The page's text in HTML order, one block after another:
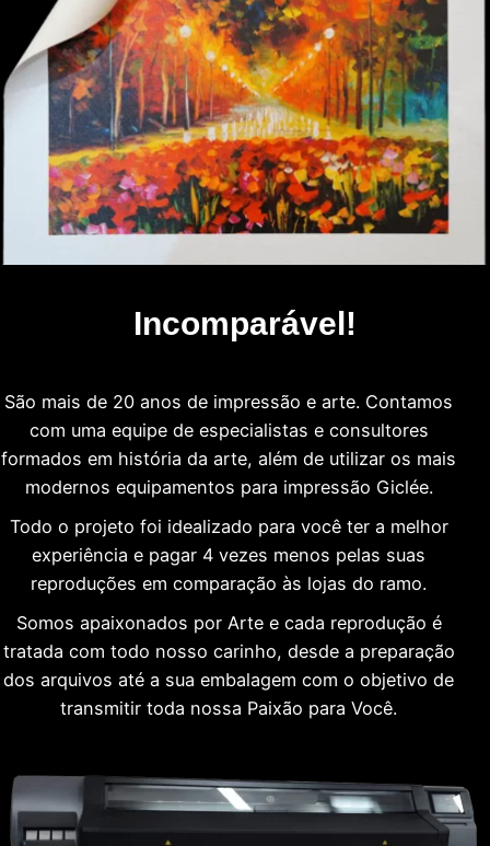
Incomparável!
São mais de 20 anos de impressão e arte. Contamos
com uma equipe de especialistas e consultores
formados em história da arte, além de utilizar os mais
modernos equipamentos para impressão Giclée.
Todo o projeto foi idealizado para você ter a melhor
experiência e pagar 4 vezes menos pelas suas
reproduções em comparação às lojas do ramo.
Somos apaixonados por Arte e cada reprodução é
tratada com todo nosso carinho, desde a preparação
dos arquivos até a sua embalagem com o objetivo de
transmitir toda nossa Paixão para Você.